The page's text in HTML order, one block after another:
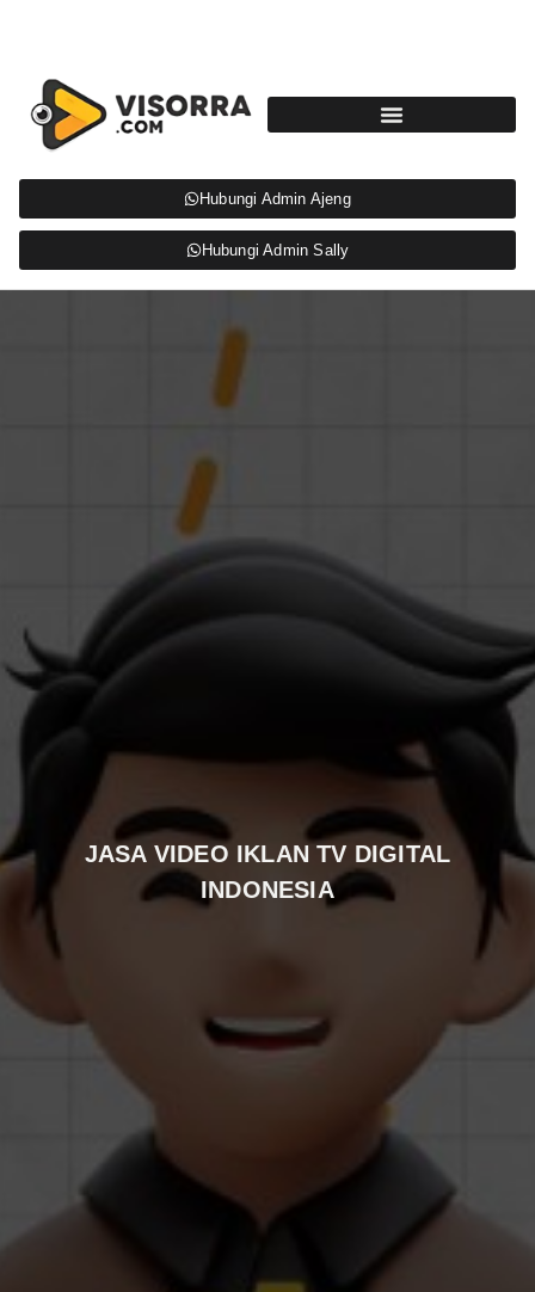
Hubungi Admin Ajeng
Hubungi Admin Sally
JASA VIDEO IKLAN TV DIGITAL
INDONESIA